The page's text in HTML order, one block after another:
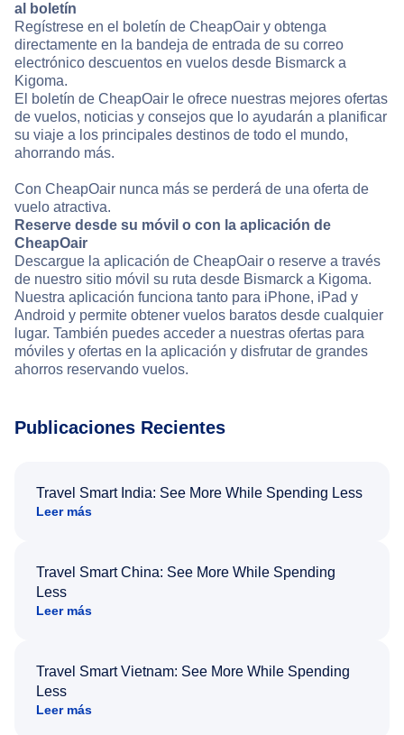
al boletín
Regístrese en el boletín de CheapOair y obtenga
directamente en la bandeja de entrada de su correo
electrónico descuentos en vuelos desde Bismarck a
Kigoma.
El boletín de CheapOair le ofrece nuestras mejores ofertas
de vuelos, noticias y consejos que lo ayudarán a planificar
su viaje a los principales destinos de todo el mundo,
ahorrando más.
Con CheapOair nunca más se perderá de una oferta de
vuelo atractiva.
Reserve desde su móvil o con la aplicación de
CheapOair
Descargue la aplicación de CheapOair o reserve a través
de nuestro sitio móvil su ruta desde Bismarck a Kigoma.
Nuestra aplicación funciona tanto para iPhone, iPad y
Android y permite obtener vuelos baratos desde cualquier
lugar. También puedes acceder a nuestras ofertas para
móviles y ofertas en la aplicación y disfrutar de grandes
ahorros reservando vuelos.
Publicaciones Recientes
Travel Smart India: See More While Spending Less
Leer más
Travel Smart China: See More While Spending
Less
Leer más
Travel Smart Vietnam: See More While Spending
Less
Leer más